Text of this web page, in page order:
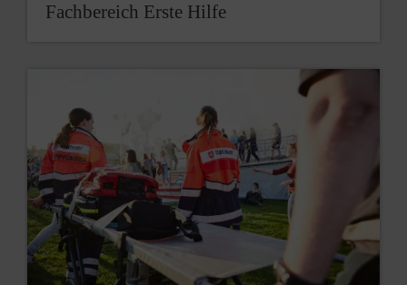
Fachbereich Erste Hilfe